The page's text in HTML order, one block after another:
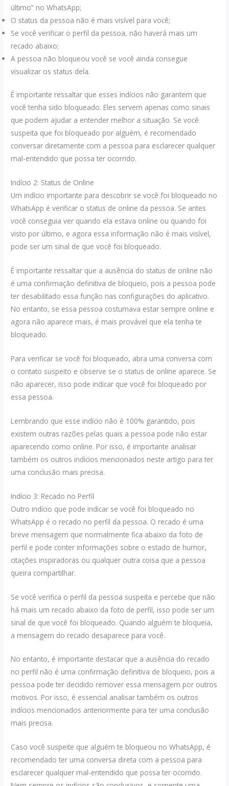
último” no WhatsApp;
O status da pessoa não é mais visível para você;
Se você verificar o perfil da pessoa, não haverá mais um
recado abaixo;
A pessoa não bloqueou você se você ainda consegue
visualizar os status dela.
É importante ressaltar que esses indícios não garantem que
você tenha sido bloqueado. Eles servem apenas como sinais
que podem ajudar a entender melhor a situação. Se você
suspeita que foi bloqueado por alguém, é recomendado
conversar diretamente com a pessoa para esclarecer qualquer
mal-entendido que possa ter ocorrido.
Indício 2: Status de Online
Um indício importante para descobrir se você foi bloqueado no
WhatsApp é verificar o status de online da pessoa. Se antes
você conseguia ver quando ela estava online ou quando foi
visto por último, e agora essa informação não é mais visível,
pode ser um sinal de que você foi bloqueado.
É importante ressaltar que a ausência do status de online não
é uma confirmação definitiva de bloqueio, pois a pessoa pode
ter desabilitado essa função nas configurações do aplicativo.
No entanto, se essa pessoa costumava estar sempre online e
agora não aparece mais, é mais provável que ela tenha te
bloqueado.
Para verificar se você foi bloqueado, abra uma conversa com
o contato suspeito e observe se o status de online aparece. Se
não aparecer, isso pode indicar que você foi bloqueado por
essa pessoa.
Lembrando que esse indício não é 100% garantido, pois
existem outras razões pelas quais a pessoa pode não estar
aparecendo como online. Por isso, é importante analisar
também os outros indícios mencionados neste artigo para ter
uma conclusão mais precisa.
Indício 3: Recado no Perfil
Outro indício que pode indicar se você foi bloqueado no
WhatsApp é o recado no perfil da pessoa. O recado é uma
breve mensagem que normalmente fica abaixo da foto de
perfil e pode conter informações sobre o estado de humor,
citações inspiradoras ou qualquer outra coisa que a pessoa
queira compartilhar.
Se você verifica o perfil da pessoa suspeita e percebe que não
há mais um recado abaixo da foto de perfil, isso pode ser um
sinal de que você foi bloqueado. Quando alguém te bloqueia,
a mensagem do recado desaparece para você.
No entanto, é importante destacar que a ausência do recado
no perfil não é uma confirmação definitiva de bloqueio, pois a
pessoa pode ter decidido remover essa mensagem por outros
motivos. Por isso, é essencial analisar também os outros
indícios mencionados anteriormente para ter uma conclusão
mais precisa.
Caso você suspeite que alguém te bloqueou no WhatsApp, é
recomendado ter uma conversa direta com a pessoa para
esclarecer qualquer mal-entendido que possa ter ocorrido.